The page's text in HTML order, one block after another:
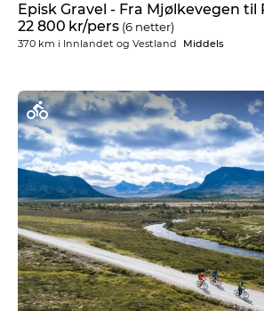
Episk Gravel - Fra Mjølkevegen til
22 800 kr/pers (6 netter)
370 km i Innlandet og Vestland Middels